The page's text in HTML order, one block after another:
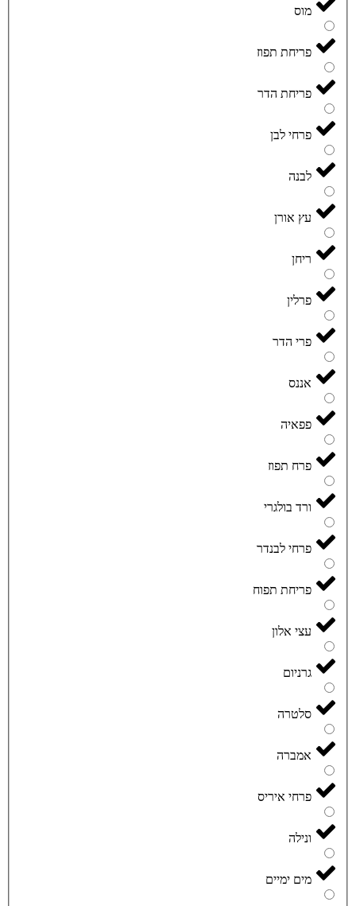
מוס
פריחת תפוז
פריחת הדר
פרחי לבן
לבנה
עץ אורן
ריחן
פרלין
פרי הדר
אננס
פפאיה
פרח תפוז
ורד בולגרי
פרחי לבנדר
פריחת תפוח
עצי אלון
גרניום
סלטרה
אמברה
פרחי איריס
ונילה
מים ימיים